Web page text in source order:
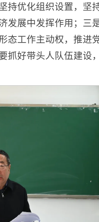
持优化组织设置，坚
发展中发挥作用；三
态工作主动权，推进
好带头人队伍建设